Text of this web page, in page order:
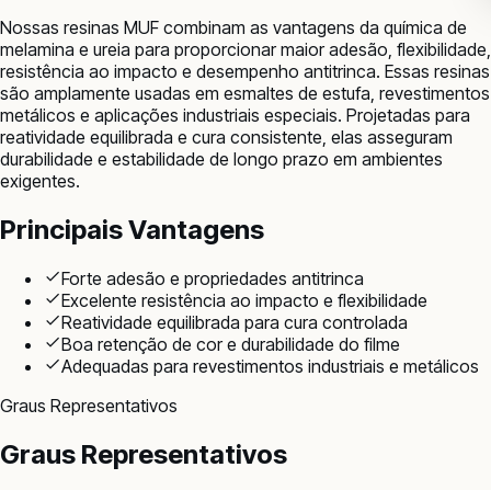
Nossas resinas MUF combinam as vantagens da química de
melamina e ureia para proporcionar maior adesão, flexibilidade,
resistência ao impacto e desempenho antitrinca. Essas resinas
são amplamente usadas em esmaltes de estufa, revestimentos
metálicos e aplicações industriais especiais. Projetadas para
reatividade equilibrada e cura consistente, elas asseguram
durabilidade e estabilidade de longo prazo em ambientes
exigentes.
Principais Vantagens
Forte adesão e propriedades antitrinca
Excelente resistência ao impacto e flexibilidade
Reatividade equilibrada para cura controlada
Boa retenção de cor e durabilidade do filme
Adequadas para revestimentos industriais e metálicos
Graus Representativos
Graus Representativos